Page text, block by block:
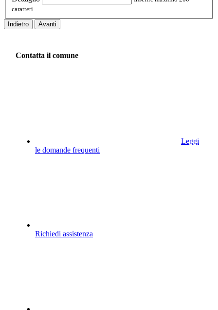
caratteri
Indietro Avanti
Contatta il comune
Leggi
le domande frequenti
Richiedi assistenza